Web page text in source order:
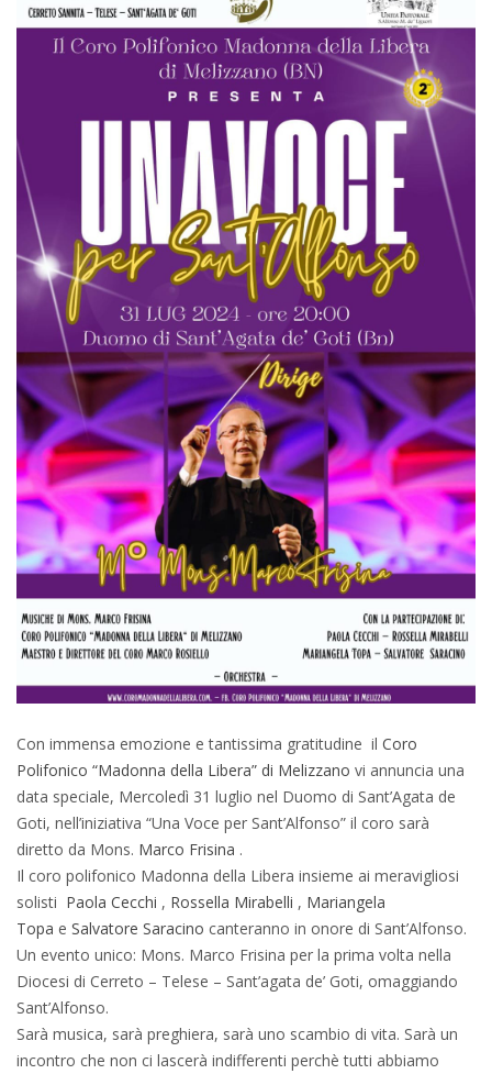
Con immensa emozione e tantissima gratitudine il Coro
Polifonico “Madonna della Libera” di Melizzano vi annuncia una
data speciale, Mercoledì 31 luglio nel Duomo di Sant’Agata de
Goti, nell’iniziativa “Una Voce per Sant’Alfonso” il coro sarà
diretto da Mons. Marco Frisina .
Il coro polifonico Madonna della Libera insieme ai meravigliosi
solisti Paola Cecchi , Rossella Mirabelli , Mariangela
Topa e Salvatore Saracino canteranno in onore di Sant’Alfonso.
Un evento unico: Mons. Marco Frisina per la prima volta nella
Diocesi di Cerreto – Telese – Sant’agata de’ Goti, omaggiando
Sant’Alfonso.
Sarà musica, sarà preghiera, sarà uno scambio di vita. Sarà un
incontro che non ci lascerà indifferenti perchè tutti abbiamo